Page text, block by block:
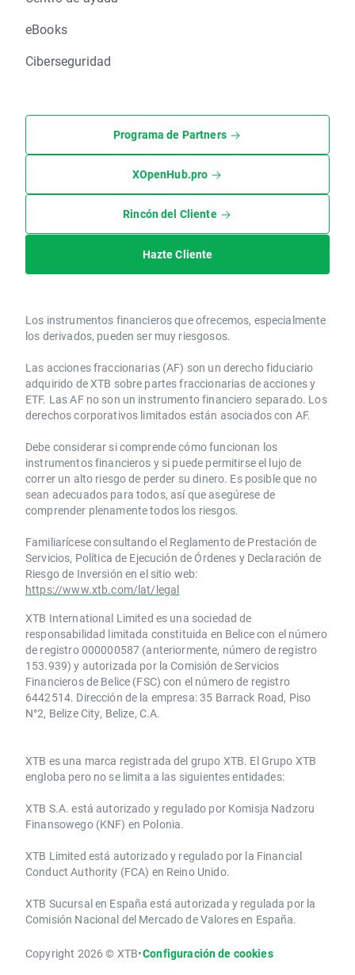
eBooks
Ciberseguridad
Programa de Partners
XOpenHub.pro
Rincón del Cliente
Hazte Cliente
Los instrumentos financieros que ofrecemos, especialmente
los derivados, pueden ser muy riesgosos.
Las acciones fraccionarias (AF) son un derecho fiduciario
adquirido de XTB sobre partes fraccionarias de acciones y
ETF. Las AF no son un instrumento financiero separado. Los
derechos corporativos limitados están asociados con AF.
Debe considerar si comprende cómo funcionan los
instrumentos financieros y si puede permitirse el lujo de
correr un alto riesgo de perder su dinero. Es posible que no
sean adecuados para todos, así que asegúrese de
comprender plenamente todos los riesgos.
Familiarícese consultando el Reglamento de Prestación de
Servicios, Política de Ejecución de Órdenes y Declaración de
Riesgo de Inversión en el sitio web:
https://www.xtb.com/lat/legal
XTB International Limited es una sociedad de
responsabilidad limitada constituida en Belice con el número
de registro 000000587 (anteriormente, número de registro
153.939) y autorizada por la Comisión de Servicios
Financieros de Belice (FSC) con el número de registro
6442514. Dirección de la empresa: 35 Barrack Road, Piso
N°2, Belize City, Belize, C.A.
​​XTB es una marca registrada del grupo XTB. El Grupo XTB
engloba pero no se limita a las siguientes entidades:
XTB S.A.​ está autorizado y regulado por Komisja Nadzoru
Finansowego (KNF) ​en Polonia.
XTB Limited ​está autorizado y regulado por la ​Financial
Conduct Authority ​(FCA) en ​​Reino Unido.
XTB Sucursal en España está autorizada y regulada por la
Comisión Nacional del Mercado de Valores en España.
Copyright 2026 © XTB•Configuración de cookies